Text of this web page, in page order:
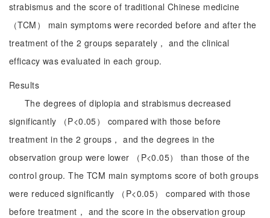
strabismus and the score of traditional Chinese medicine
（TCM） main symptoms were recorded before and after the
treatment of the 2 groups separately， and the clinical
efficacy was evaluated in each group.
Results
The degrees of diplopia and strabismus decreased
significantly （P<0.05） compared with those before
treatment in the 2 groups， and the degrees in the
observation group were lower （P<0.05） than those of the
control group. The TCM main symptoms score of both groups
were reduced significantly （P<0.05） compared with those
before treatment， and the score in the observation group